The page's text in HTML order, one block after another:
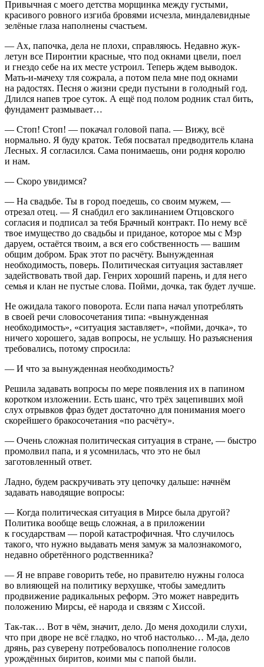
Привычная с моего детства морщинка между густыми,
красивого ровного изгиба бровями исчезла, миндалевидные
зелёные глаза наполнены счастьем.
— Ах, папочка, дела не плохи, справляюсь. Недавно жук-
летун все Пиронтии красные, что под окнами цвели, поел
и гнездо себе на их месте устроил. Теперь ждем выводок.
Мать-и-мачеху тля сожрала, а потом пела мне под окнами
на радостях. Песня о жизни среди пустыни в голодный год.
Длился напев трое суток. А ещё под полом родник стал бить,
фундамент размывает…
— Стоп! Стоп! — покачал головой папа. — Вижу, всё
нормально. Я буду краток. Тебя посватал предводитель клана
Лесных. Я согласился. Сама понимаешь, они родня королю
и нам.
— Скоро увидимся?
— На свадьбе. Ты в город поедешь, со своим мужем, —
отрезал отец. — Я снабдил его заклинанием Отцовского
согласия и подписал за тебя Брачный контракт. По нему всё
твое имущество до свадьбы и приданое, которое мы с Мэр
даруем, остаётся твоим, а вся его собственность — вашим
общим добром. Брак этот по расчёту. Вынужденная
необходимость, поверь. Политическая ситуация заставляет
задействовать твой дар. Генрих хороший парень, и для него
семья и клан не пустые слова. Пойми, дочка, так будет лучше.
Не ожидала такого поворота. Если папа начал употреблять
в своей речи словосочетания типа: «вынужденная
необходимость», «ситуация заставляет», «пойми, дочка», то
ничего хорошего, задав вопросы, не услышу. Но разъяснения
требовались, потому спросила:
— И что за вынужденная необходимость?
Решила задавать вопросы по мере появления их в папином
коротком изложении. Есть шанс, что трёх зацепивших мой
слух отрывков фраз будет достаточно для понимания моего
скорейшего бракосочетания «по расчёту».
— Очень сложная политическая ситуация в стране, — быстро
промолвил папа, и я усомнилась, что это не был
заготовленный ответ.
Ладно, будем раскручивать эту цепочку дальше: начнём
задавать наводящие вопросы:
— Когда политическая ситуация в Мирсе была другой?
Политика вообще вещь сложная, а в приложении
к государствам — порой катастрофичная. Что случилось
такого, что нужно выдавать меня замуж за малознакомого,
недавно обретённого родственника?
— Я не вправе говорить тебе, но правителю нужны голоса
во влияющей на политику верхушке, чтобы замедлить
продвижение радикальных реформ. Это может навредить
положению Мирсы, её народа и связям с Хиссой.
Так-так… Вот в чём, значит, дело. До меня доходили слухи,
что при дворе не всё гладко, но чтоб настолько… М-да, дело
дрянь, раз суверену потребовалось пополнение голосов
урождённых биритов, коими мы с папой были.